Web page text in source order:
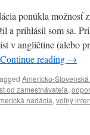
ponúkla možnosť
a prihlásil som sa.
v angličtine (alebo
Continue reading →
Americko-
od zamestnávateľa,
nadácia, voľný